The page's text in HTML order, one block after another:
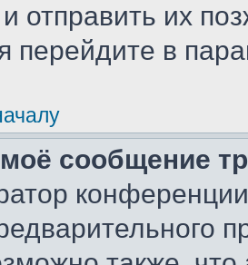
отправить их
перейдите в
сообщение